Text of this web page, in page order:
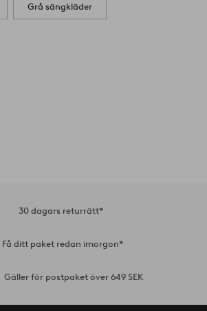
Grå sängkläder
30 dagars returrätt*
Få ditt paket redan imorgon*
Gäller för postpaket över 649 SEK